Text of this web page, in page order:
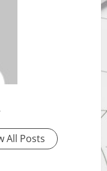
All Posts